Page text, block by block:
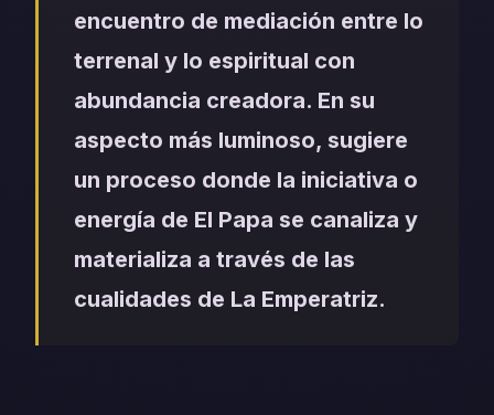
encuentro de mediación entre lo
terrenal y lo espiritual con
abundancia creadora. En su
aspecto más luminoso, sugiere
un proceso donde la iniciativa o
energía de El Papa se canaliza y
materializa a través de las
cualidades de La Emperatriz.